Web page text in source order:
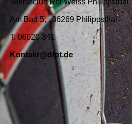
Tennisclub Rot Weiss Philippsthal
Am Bad 5, 36269 Philippsthal
T: 06620 341
Kontakt@dfpt.de